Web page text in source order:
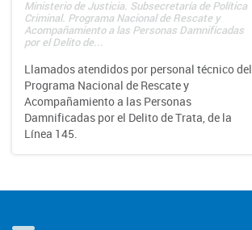
Ministerio de Justicia. Subsecretaría de Política
Criminal. Programa Nacional de Rescate y
Acompañamiento a las Personas Damnificadas
por el Delito de...
Llamados atendidos por personal técnico del
Programa Nacional de Rescate y
Acompañamiento a las Personas
Damnificadas por el Delito de Trata, de la
Línea 145.